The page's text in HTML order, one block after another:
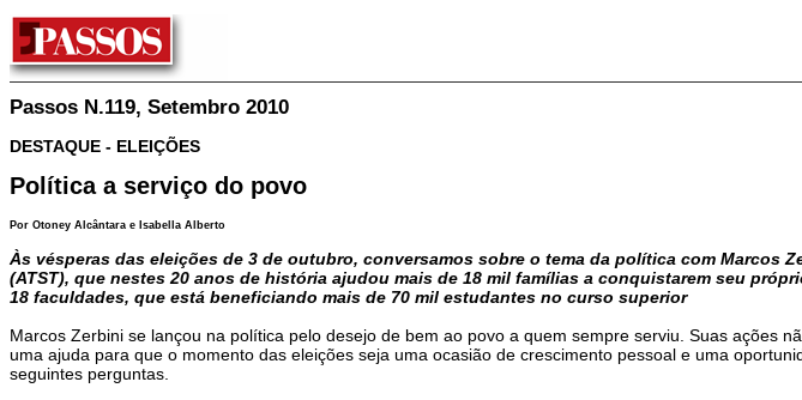
Passos N.119, Setembro 2010
DESTAQUE - ELEIÇÕES
Política a serviço do povo
Por Otoney Alcântara e Isabella Alberto
Às vésperas das eleições de 3 de outubro, conversamos sobre o tema da política com Marcos
(ATST), que nestes 20 anos de história ajudou mais de 18 mil famílias a conquistarem seu
18 faculdades, que está beneficiando mais de 70 mil estudantes no curso superior
Marcos Zerbini se lançou na política pelo desejo de bem ao povo a quem sempre serviu. Suas ações
uma ajuda para que o momento das eleições seja uma ocasião de crescimento pessoal e uma
seguintes perguntas.